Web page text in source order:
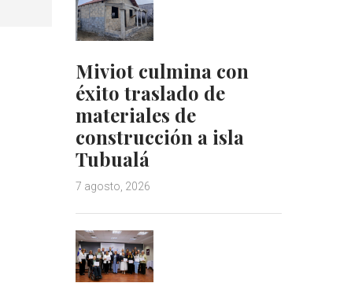
Miviot culmina con
éxito traslado de
materiales de
construcción a isla
Tubualá
7 agosto, 2026